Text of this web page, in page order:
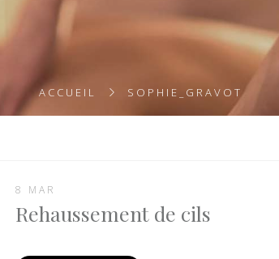
ACCUEIL SOPHIE_GRAVOT
8 MAR
Rehaussement de cils